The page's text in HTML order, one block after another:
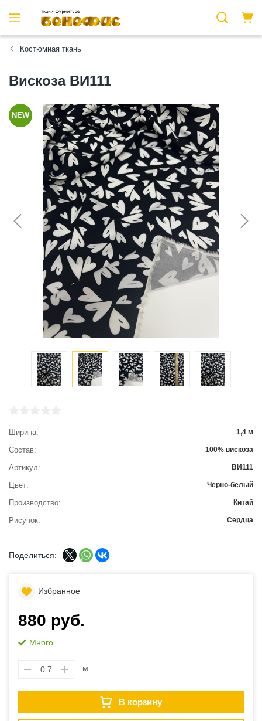
Костюмная ткань
Вискоза ВИ111
NEW
Ширина 1,4 м
Состав 100% вискоза
Артикул ВИ111
Цвет Черно-белый
Производство Китай
Рисунок Сердца
Поделиться:
Избранное
880 руб.
Много
м
В корзину